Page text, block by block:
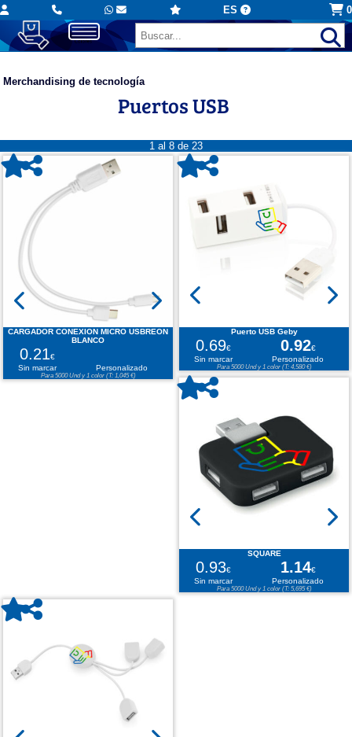
ES 0
Merchandising de tecnología
Puertos USB
1 al 8 de 23
CARGADOR CONEXION MICRO USBREON
BLANCO
0.21€
Sin marcar
Personalizado
Para 5000 Und y 1 color (T: 1,045 €)
Puerto USB Geby
0.69€ 0.92€
Sin marcar
Personalizado
Para 5000 Und y 1 color (T: 4,580 €)
SQUARE
0.93€ 1.14€
Sin marcar
Personalizado
Para 5000 Und y 1 color (T: 5,695 €)